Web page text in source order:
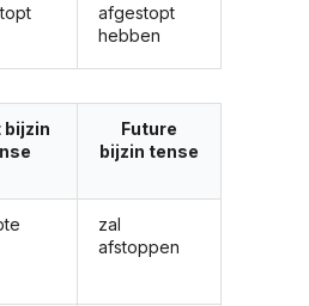
afgestopt
hebben
bijzin
Future
bijzin tense
zal
afstoppen